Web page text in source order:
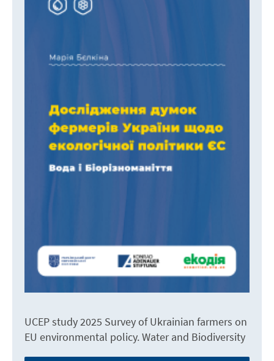
UCEP study 2025 Survey of Ukrainian farmers on
EU environmental policy. Water and Biodiversity